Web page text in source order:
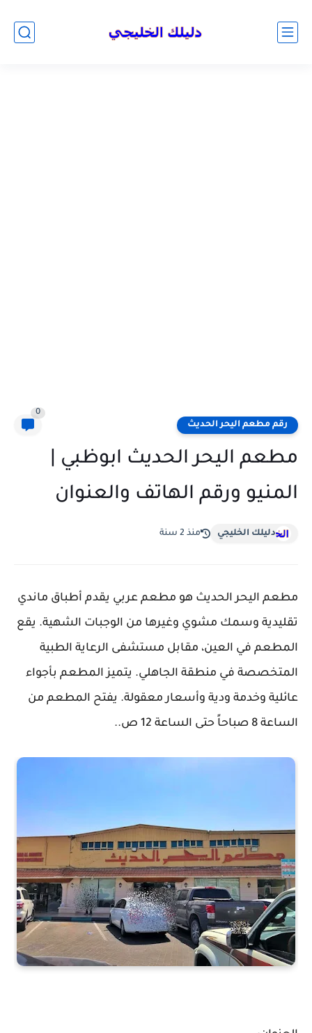
رقم مطعم اليحر الحديث
0
مطعم اليحر الحديث ابوظبي |
المنيو ورقم الهاتف والعنوان
دليلك الخليجي منذ 2 سنة
مطعم اليحر الحديث هو مطعم عربي يقدم أطباق ماندي
تقليدية وسمك مشوي وغيرها من الوجبات الشهية. يقع
المطعم في العين، مقابل مستشفى الرعاية الطبية
المتخصصة في منطقة الجاهلي. يتميز المطعم بأجواء
عائلية وخدمة ودية وأسعار معقولة. يفتح المطعم من
الساعة 8 صباحاً حتى الساعة 12 ص..